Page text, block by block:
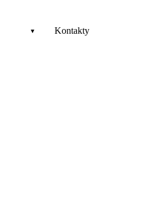
Kontakty